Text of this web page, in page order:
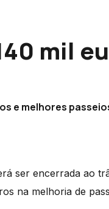
mil
e melhores
ser encerrada ao
na melhoria de